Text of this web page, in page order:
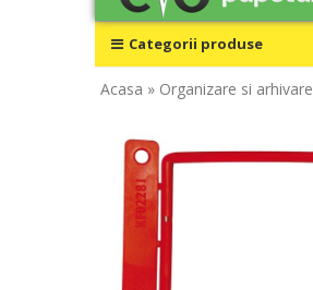
Categorii produse
Acasa » Organizare si arhivare